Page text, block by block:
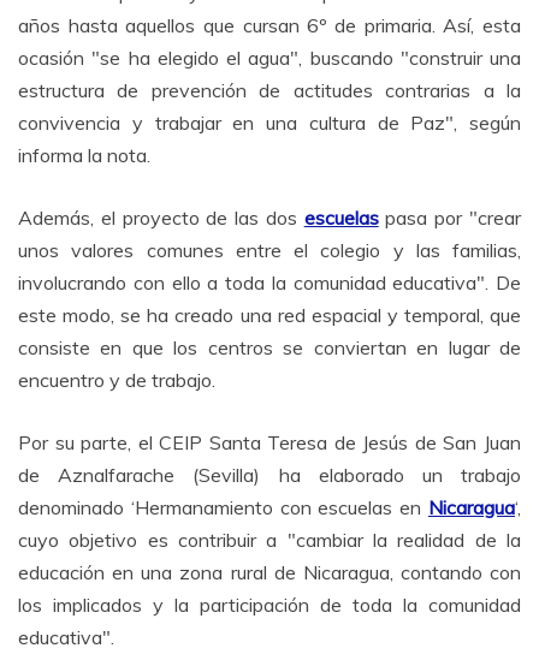
años hasta aquellos que cursan 6º de primaria. Así, esta
ocasión "se ha elegido el agua", buscando "construir una
estructura de prevención de actitudes contrarias a la
convivencia y trabajar en una cultura de Paz", según
informa la nota.
Además, el proyecto de las dos escuelaspasa por "crear
unos valores comunes entre el colegio y las familias,
involucrando con ello a toda la comunidad educativa". De
este modo, se ha creado una red espacial y temporal, que
consiste en que los centros se conviertan en lugar de
encuentro y de trabajo.
Por su parte, el CEIP Santa Teresa de Jesús de San Juan
de Aznalfarache (Sevilla) ha elaborado un trabajo
denominado ‘Hermanamiento con escuelas en Nicaragua‘,
cuyo objetivo es contribuir a "cambiar la realidad de la
educación en una zona rural de Nicaragua, contando con
los implicados y la participación de toda la comunidad
educativa".